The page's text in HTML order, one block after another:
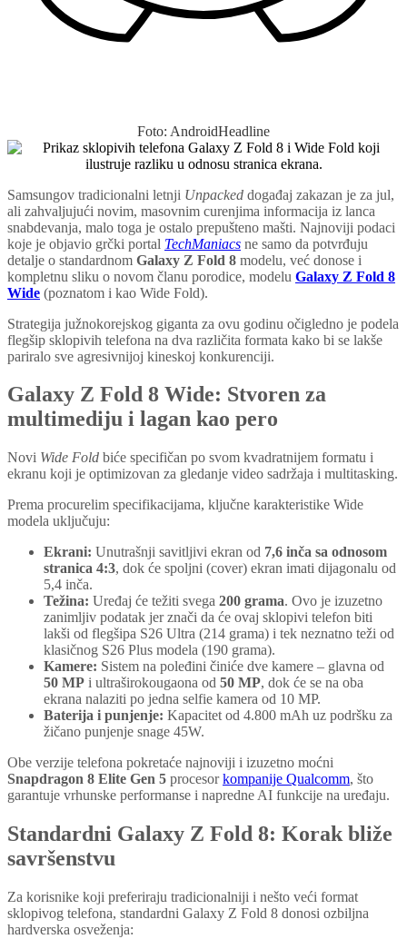
Foto: AndroidHeadline
Samsungov tradicionalni letnji Unpacked događaj zakazan je za jul,
ali zahvaljujući novim, masovnim curenjima informacija iz lanca
snabdevanja, malo toga je ostalo prepušteno mašti. Najnoviji podaci
koje je objavio grčki portal TechManiacs ne samo da potvrđuju
detalje o standardnom Galaxy Z Fold 8 modelu, već donose i
kompletnu sliku o novom članu porodice, modelu Galaxy Z Fold 8
Wide (poznatom i kao Wide Fold).
Strategija južnokorejskog giganta za ovu godinu očigledno je podela
flegšip sklopivih telefona na dva različita formata kako bi se lakše
pariralo sve agresivnijoj kineskoj konkurenciji.
Galaxy Z Fold 8 Wide: Stvoren za
multimediju i lagan kao pero
Novi Wide Fold biće specifičan po svom kvadratnijem formatu i
ekranu koji je optimizovan za gledanje video sadržaja i multitasking.
Prema procurelim specifikacijama, ključne karakteristike Wide
modela uključuju:
Ekrani: Unutrašnji savitljivi ekran od 7,6 inča sa odnosom
stranica 4:3, dok će spoljni (cover) ekran imati dijagonalu od
5,4 inča.
Težina: Uređaj će težiti svega 200 grama. Ovo je izuzetno
zanimljiv podatak jer znači da će ovaj sklopivi telefon biti
lakši od flegšipa S26 Ultra (214 grama) i tek neznatno teži od
klasičnog S26 Plus modela (190 grama).
Kamere: Sistem na poleđini činiće dve kamere – glavna od
50 MP i ultraširokougaona od 50 MP, dok će se na oba
ekrana nalaziti po jedna selfie kamera od 10 MP.
Baterija i punjenje: Kapacitet od 4.800 mAh uz podršku za
žičano punjenje snage 45W.
Obe verzije telefona pokretaće najnoviji i izuzetno moćni
Snapdragon 8 Elite Gen 5 procesorkompanije Qualcomm, što
garantuje vrhunske performanse i napredne AI funkcije na uređaju.
Standardni Galaxy Z Fold 8: Korak bliže
savršenstvu
Za korisnike koji preferiraju tradicionalniji i nešto veći format
sklopivog telefona, standardni Galaxy Z Fold 8 donosi ozbiljna
hardverska osveženja: